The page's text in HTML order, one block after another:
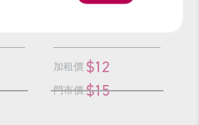
加租價 $12
門市價 $15